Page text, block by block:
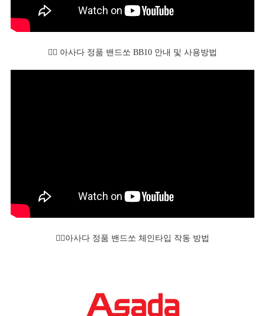
👆🏻 아사다 정품 밴드쏘 BB10 안내 및 사용방법
👆🏻아사다 정품 밴드쏘 체인타입 작동 방법